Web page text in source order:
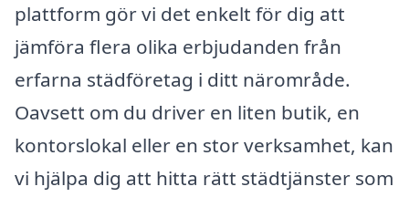
plattform gör vi det enkelt för dig att
jämföra flera olika erbjudanden från
erfarna städföretag i ditt närområde.
Oavsett om du driver en liten butik, en
kontorslokal eller en stor verksamhet, kan
vi hjälpa dig att hitta rätt städtjänster som